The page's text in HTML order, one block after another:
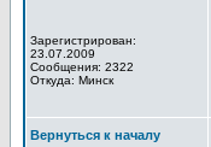
Зарегистрирован:
23.07.2009
Сообщения: 2322
Откуда: Минск
Вернуться к началу